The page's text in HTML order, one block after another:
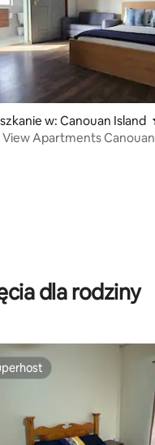
na 5, liczba recenzji: 102
w: Canouan Island
View Apartments
dla rodziny